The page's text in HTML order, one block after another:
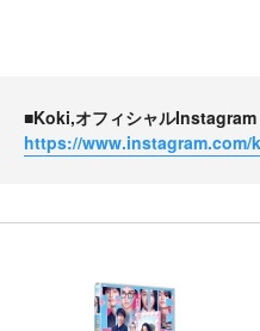
■Koki,オフィシャルInstagram
https://www.instagram.com/